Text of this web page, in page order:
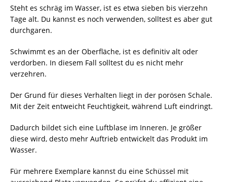
Steht es schräg im Wasser, ist es etwa sieben bis vierzehn
Tage alt. Du kannst es noch verwenden, solltest es aber gut
durchgaren.
Schwimmt es an der Oberfläche, ist es definitiv alt oder
verdorben. In diesem Fall solltest du es nicht mehr
verzehren.
Der Grund für dieses Verhalten liegt in der porösen Schale.
Mit der Zeit entweicht Feuchtigkeit, während Luft eindringt.
Dadurch bildet sich eine Luftblase im Inneren. Je größer
diese wird, desto mehr Auftrieb entwickelt das Produkt im
Wasser.
Für mehrere Exemplare kannst du eine Schüssel mit